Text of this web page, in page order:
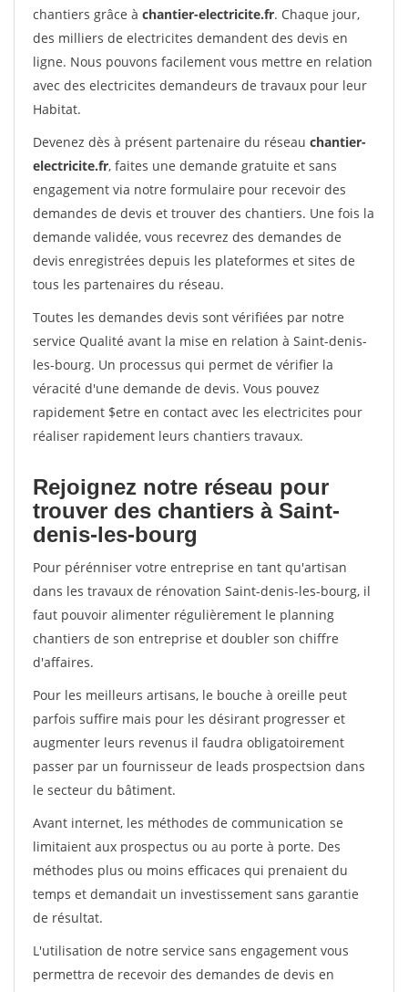
chantiers grâce à chantier-electricite.fr. Chaque jour,
des milliers de electricites demandent des devis en
ligne. Nous pouvons facilement vous mettre en relation
avec des electricites demandeurs de travaux pour leur
Habitat.
Devenez dès à présent partenaire du réseau chantier-
electricite.fr, faites une demande gratuite et sans
engagement via notre formulaire pour recevoir des
demandes de devis et trouver des chantiers. Une fois la
demande validée, vous recevrez des demandes de
devis enregistrées depuis les plateformes et sites de
tous les partenaires du réseau.
Toutes les demandes devis sont vérifiées par notre
service Qualité avant la mise en relation à Saint-denis-
les-bourg. Un processus qui permet de vérifier la
véracité d'une demande de devis. Vous pouvez
rapidement $etre en contact avec les electricites pour
réaliser rapidement leurs chantiers travaux.
Rejoignez notre réseau pour
trouver des chantiers à Saint-
denis-les-bourg
Pour pérénniser votre entreprise en tant qu'artisan
dans les travaux de rénovation Saint-denis-les-bourg, il
faut pouvoir alimenter régulièrement le planning
chantiers de son entreprise et doubler son chiffre
d'affaires.
Pour les meilleurs artisans, le bouche à oreille peut
parfois suffire mais pour les désirant progresser et
augmenter leurs revenus il faudra obligatoirement
passer par un fournisseur de leads prospectsion dans
le secteur du bâtiment.
Avant internet, les méthodes de communication se
limitaient aux prospectus ou au porte à porte. Des
méthodes plus ou moins efficaces qui prenaient du
temps et demandait un investissement sans garantie
de résultat.
L'utilisation de notre service sans engagement vous
permettra de recevoir des demandes de devis en